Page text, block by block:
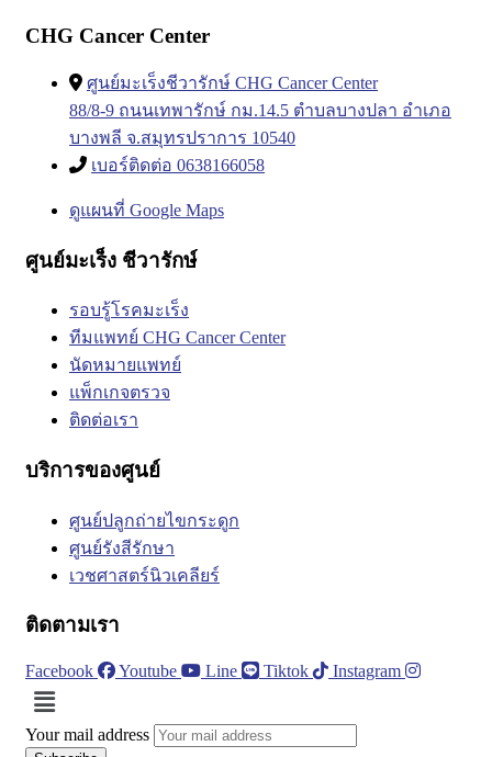
CHG Cancer Center
ศูนย์มะเร็งชีวารักษ์ CHG Cancer Center
88/8-9 ถนนเทพารักษ์ กม.14.5 ตำบลบางปลา อำเภอ
บางพลี จ.สมุทรปราการ 10540
เบอร์ติดต่อ 0638166058
ดูแผนที่ Google Maps
ศูนย์มะเร็ง ชีวารักษ์
รอบรู้โรคมะเร็ง
ทีมแพทย์ CHG Cancer Center
นัดหมายแพทย์
แพ็กเกจตรวจ
ติดต่อเรา
บริการของศูนย์
ศูนย์ปลูกถ่ายไขกระดูก
ศูนย์รังสีรักษา
เวชศาสตร์นิวเคลียร์
ติดตามเรา
Facebook Youtube Line Tiktok Instagram
Menu
Your mail address